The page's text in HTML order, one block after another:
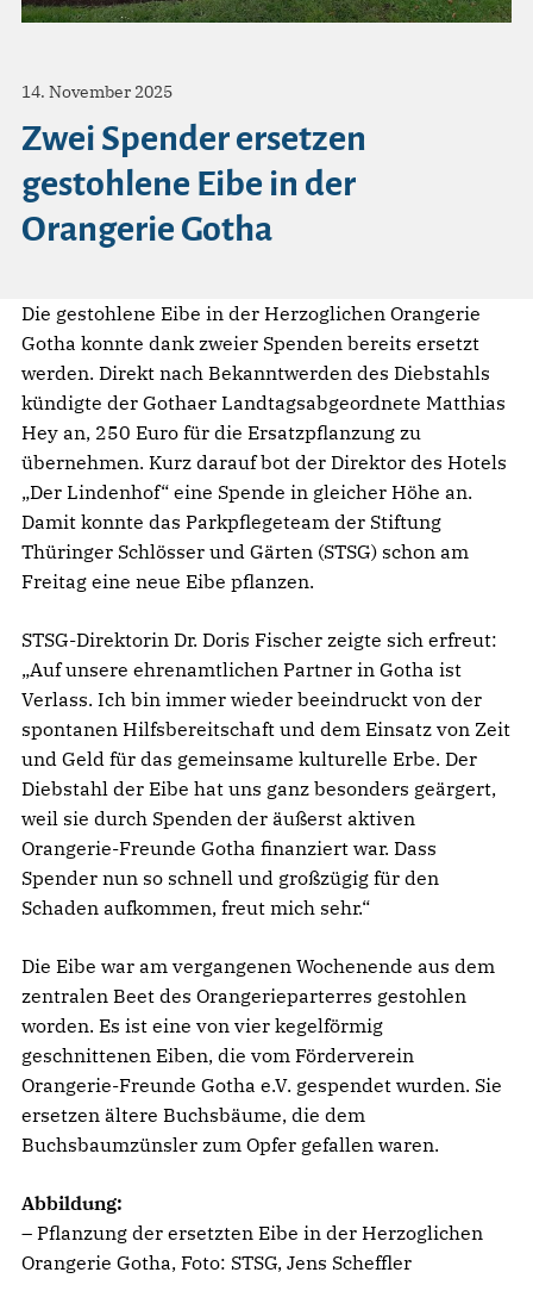
14. November 2025
Zwei Spender ersetzen
gestohlene Eibe in der
Orangerie Gotha
Die gestohlene Eibe in der Herzoglichen Orangerie
Gotha konnte dank zweier Spenden bereits ersetzt
werden. Direkt nach Bekanntwerden des Diebstahls
kündigte der Gothaer Landtagsabgeordnete Matthias
Hey an, 250 Euro für die Ersatzpflanzung zu
übernehmen. Kurz darauf bot der Direktor des Hotels
„Der Lindenhof“ eine Spende in gleicher Höhe an.
Damit konnte das Parkpflegeteam der Stiftung
Thüringer Schlösser und Gärten (STSG) schon am
Freitag eine neue Eibe pflanzen.
STSG-Direktorin Dr. Doris Fischer zeigte sich erfreut:
„Auf unsere ehrenamtlichen Partner in Gotha ist
Verlass. Ich bin immer wieder beeindruckt von der
spontanen Hilfsbereitschaft und dem Einsatz von Zeit
und Geld für das gemeinsame kulturelle Erbe. Der
Diebstahl der Eibe hat uns ganz besonders geärgert,
weil sie durch Spenden der äußerst aktiven
Orangerie-Freunde Gotha finanziert war. Dass
Spender nun so schnell und großzügig für den
Schaden aufkommen, freut mich sehr.“
Die Eibe war am vergangenen Wochenende aus dem
zentralen Beet des Orangerieparterres gestohlen
worden. Es ist eine von vier kegelförmig
geschnittenen Eiben, die vom Förderverein
Orangerie-Freunde Gotha e.V. gespendet wurden. Sie
ersetzen ältere Buchsbäume, die dem
Buchsbaumzünsler zum Opfer gefallen waren.
Abbildung:
– Pflanzung der ersetzten Eibe in der Herzoglichen
Orangerie Gotha, Foto: STSG, Jens Scheffler